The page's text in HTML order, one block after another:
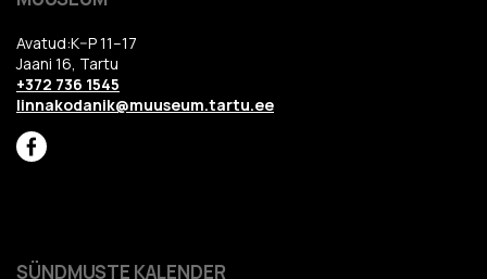
Avatud:K–P 11–17
Jaani 16, Tartu
+372 736 1545
linnakodanik@muuseum.tartu.ee
SÜNDMUSTE KALENDER